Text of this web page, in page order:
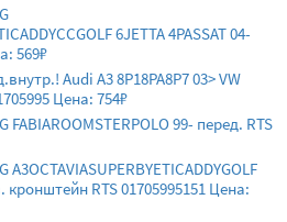
6JETTA 4PASSAT 04-
569₽
Audi A3 8P18PA8P7 03> VW
Цена: 754₽
99- перед. RTS
кронштейн RTS 01705995151 Цена: